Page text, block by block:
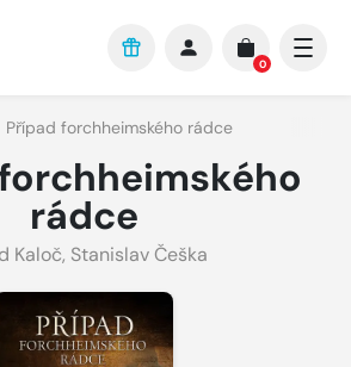
0
Případ forchheimského rádce
rádce
Kaloč, Stanislav Češka